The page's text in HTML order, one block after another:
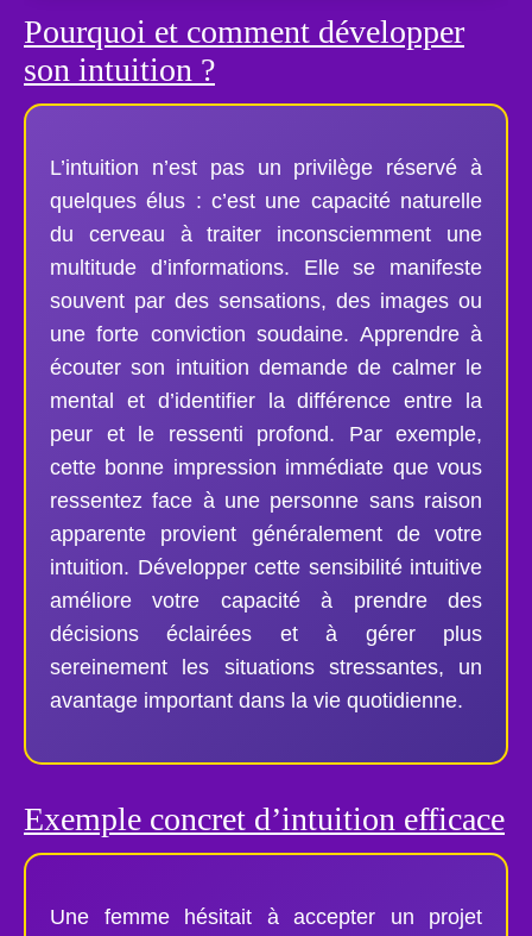
Pourquoi et comment développer
son intuition ?
L’intuition n’est pas un privilège réservé à
quelques élus : c’est une capacité naturelle
du cerveau à traiter inconsciemment une
multitude d’informations. Elle se manifeste
souvent par des sensations, des images ou
une forte conviction soudaine. Apprendre à
écouter son intuition demande de calmer le
mental et d’identifier la différence entre la
peur et le ressenti profond. Par exemple,
cette bonne impression immédiate que vous
ressentez face à une personne sans raison
apparente provient généralement de votre
intuition. Développer cette sensibilité intuitive
améliore votre capacité à prendre des
décisions éclairées et à gérer plus
sereinement les situations stressantes, un
avantage important dans la vie quotidienne.
Exemple concret d’intuition efficace
Une femme hésitait à accepter un projet